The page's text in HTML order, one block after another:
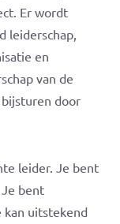
Er wordt
leiderschap,
en
van de
door
leider. Je bent
bent
kan uitstekend